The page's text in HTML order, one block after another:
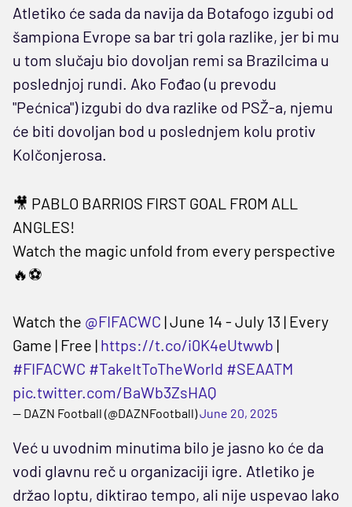
Atletiko će sada da navija da Botafogo izgubi od
šampiona Evrope sa bar tri gola razlike, jer bi mu
u tom slučaju bio dovoljan remi sa Brazilcima u
poslednjoj rundi. Ako Fođao (u prevodu
"Pećnica") izgubi do dva razlike od PSŽ-a, njemu
će biti dovoljan bod u poslednjem kolu protiv
Kolčonjerosa.
🎥 PABLO BARRIOS FIRST GOAL FROM ALL
ANGLES!
Watch the magic unfold from every perspective
🔥⚽️
Watch the @FIFACWC | June 14 - July 13 | Every
Game | Free | https://t.co/i0K4eUtwwb |
#FIFACWC #TakeItToTheWorld #SEAATM
pic.twitter.com/BaWb3ZsHAQ
— DAZN Football (@DAZNFootball)June 20, 2025
Već u uvodnim minutima bilo je jasno ko će da
vodi glavnu reč u organizaciji igre. Atletiko je
držao loptu, diktirao tempo, ali nije uspevao lako